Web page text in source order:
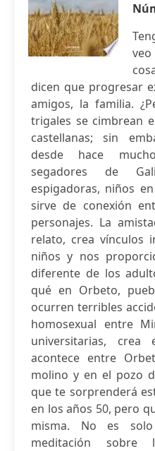
dicen que progresar
amigos, la familia.
trigales se cimbrean
castellanas; sin
desde hace
segadores de
espigadoras, niños
sirve de conexión
personajes. La
relato, crea vínculos
niños y nos
diferente de los
qué en Orbeto,
ocurren terribles
homosexual entre
universitarias, crea
acontece entre
molino y en el pozo
que te sorprenderá
en los años 50, pero
misma. No es
meditación